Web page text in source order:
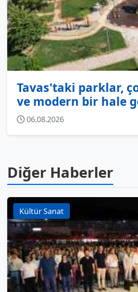
Tavas'taki parklar,
ve modern bir hale
06.08.2026
Diğer Haberler
Kültür Sanat